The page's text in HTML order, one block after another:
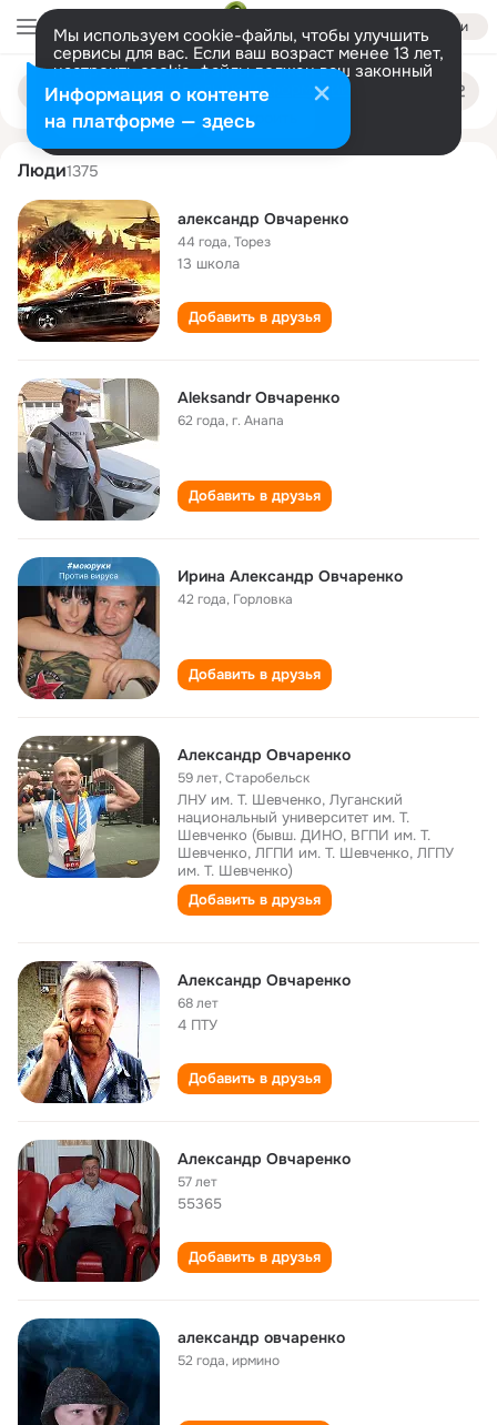
Войти
Мы используем cookie-файлы, чтобы улучшить
сервисы для вас. Если ваш возраст менее 13 лет,
настроить cookie-файлы должен ваш законный
представитель. Больше информации
Разрешить все Настроить
Поиск
людям
aleksandr ovcharenko
Люди1375
александр Овчаренко
44 года,Торез
13 школа
Добавить в друзья
Aleksandr Овчаренко
62 года,г. Анапа
Добавить в друзья
Ирина Александр Овчаренко
42 года, Горловка
Добавить в друзья
Александр Овчаренко
59 лет,Старобельск
ЛНУ им. Т. Шевченко, Луганский
национальный университет им. Т.
Шевченко (бывш. ДИНО, ВГПИ им. Т.
Шевченко, ЛГПИ им. Т. Шевченко, ЛГПУ
им. Т. Шевченко)
Добавить в друзья
Александр Овчаренко
68 лет
4 ПТУ
Добавить в друзья
Александр Овчаренко
57 лет
55365
Добавить в друзья
aлeксaндр овчaрeнко
52 года,ирмино
Информация о контенте
на платформе — здесь